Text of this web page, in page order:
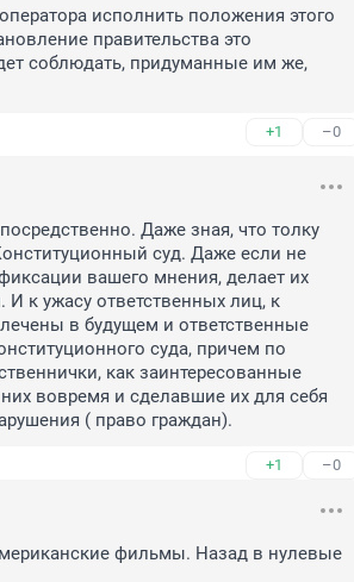
исполнить положения этого
правительства это
соблюдать, придуманные им же,
+1 –0
Даже зная, что толку
суд. Даже если не
вашего мнения, делает их
к ужасу ответственных лиц, к
в будущем и ответственные
суда, причем по
как заинтересованные
вовремя и сделавшие их для себя
( право граждан).
+1 –0
фильмы. Назад в нулевые